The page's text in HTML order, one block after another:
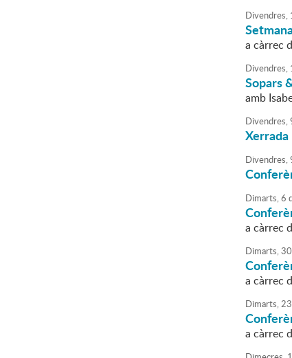
Divendres,
a càrrec
Divendres,
Sopars
amb
Divendres,
Divendres,
Dimarts,6
a càrrec
Dimarts,30
a càrrec
Dimarts,23
a càrrec